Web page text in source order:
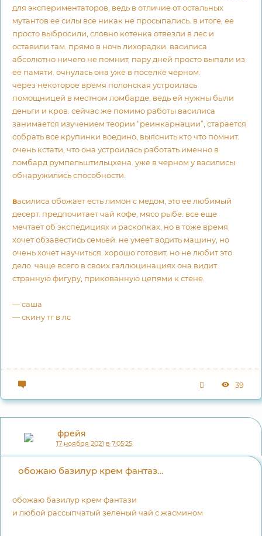
для экспериментаторов, ведь в отличие от остальных
мутантов ее силы все никак не просыпались. в итоге, ее
просто выбросили, словно котенка отвезли в лес и
оставили там. прямо в ночь лихорадки. василиса
абсолютно ничего не помнит, пару дней просто выпали из
ее памяти. очнулась она уже в поселке черном.
через некоторое время полонская устроилась
помощницей в местном ломбарде, ведь ей нужны были
деньги и кров. сейчас же помимо работы василиса
занимается изучением теории “реинкарнации”, старается
собрать все крупинки воедино, выяснить кто что помнит.
очень кстати, что она устроилась работать именно в
ломбард румпельштильцхена. уже в черном у василисы
обнаружились способности.
василиса обожает есть лимон с медом, это ее любимый
десерт. предпочитает чай кофе, мясо рыбе. все еще
мечтает об экспедициях и раскопках, но в тоже время
хочет обзавестись семьей. не умеет водить машину, но
очень хочет научиться. хорошо готовит, но не любит это
дело. чаще всего в своих галлюцинациях она видит
странную фигуру, прикованную цепями к стене.
— саша
— скину тг в лс
39
фрейя
17 ноября 2021 в 7:05:25
обожаю базилур крем фантазии любой рассыпч
обожаю базилур крем фантази
и любой рассыпчатый зеленый чай с жасмином